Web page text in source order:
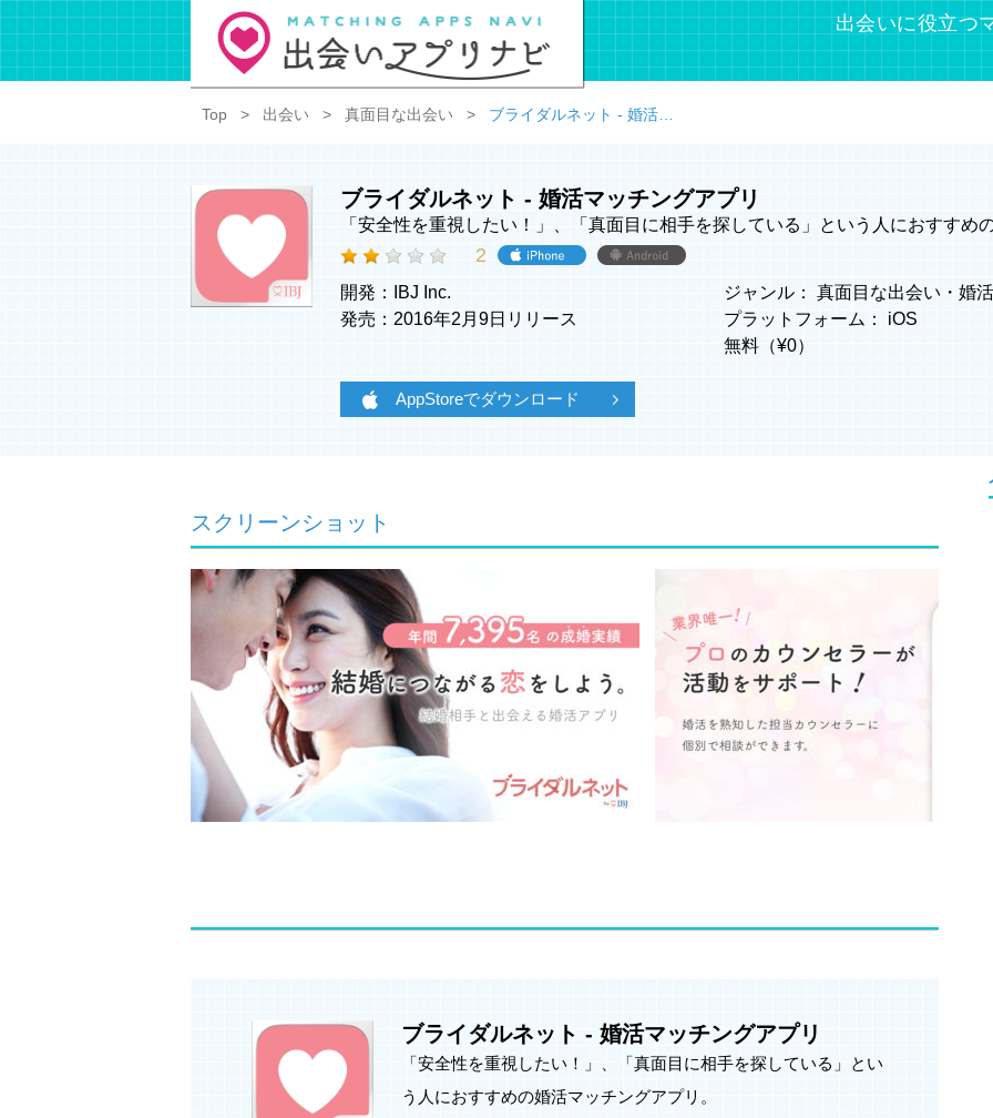
出会いに役立つ
Top 出会い 真面目な出会い ブライダルネット - 婚活マッチングアプリ
ブライダルネット - 婚活マッチングアプリ
「安全性を重視したい！」、「真面目に相手を探している」という人におすすめ
2
開発：IBJ Inc.
発売：2016年2月9日リリース
ジャンル： 真面目な出会い ・ 婚
プラットフォーム：
iOS
無料（¥0）
AppStoreでダウンロード
スクリーンショット
ブライダルネット - 婚活マッチングアプリ
「安全性を重視したい！」、「真面目に相手を探している」とい
う人におすすめの婚活マッチングアプリ。